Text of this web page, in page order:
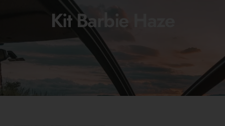
Kit Barbie Haze